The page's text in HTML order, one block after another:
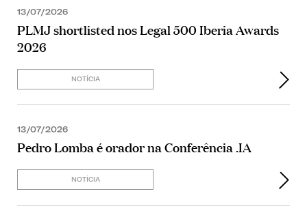
13/07/2026
PLMJ shortlisted nos Legal 500 Iberia Awards
2026
NOTÍCIA
13/07/2026
Pedro Lomba é orador na Conferência .IA
NOTÍCIA